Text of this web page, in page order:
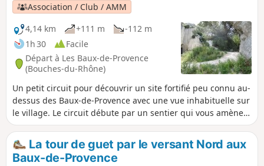
Association / Club / AMM
4,14 km
+111 m
-112 m
1h 30
Facile
Départ à Les Baux-de-Provence
(Bouches-du-Rhône)
Un petit circuit pour découvrir un site fortifié peu connu au-
dessus des Baux-de-Provence avec une vue inhabituelle sur
le village. Le circuit débute par un sentier qui vous amène
sur un plateau au-dessus des carrières et se termine par de
bonnes pistes. Il offre de beaux panoramas sur le Sud et
l'Est des Alpilles.
La tour de guet par le versant Nord aux
Baux-de-Provence